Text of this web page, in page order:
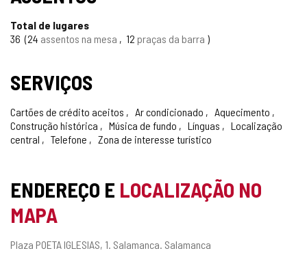
Total de lugares
36 24 assentos na mesa 12 praças da barra
SERVIÇOS
Cartões de crédito aceitos Ar condicionado
Aquecimento
Construção histórica
Música de fundo Línguas
Localização
central
Telefone Zona de interesse turístico
ENDEREÇO E LOCALIZAÇÃO NO
MAPA
Endereço
Plaza POETA IGLESIAS, 1. Salamanca. Salamanca